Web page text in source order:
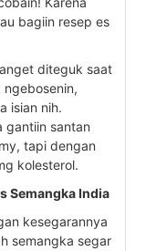
bagiin resep es
diteguk saat
isian nih.
gantiin santan
tapi dengan
kolesterol.
Semangka India
kesegarannya
semangka segar